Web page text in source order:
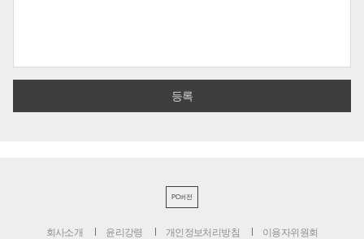
PC버전
회사소개 윤리강령 개인정보처리방침 이용자위원회